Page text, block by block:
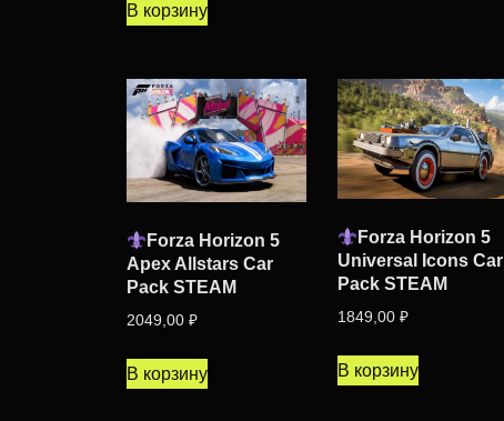
В корзину
Forza Horizon 5
Apex Allstars Car
Pack STEAM
2049,00 ₽
В корзину
Forza Horizon 5
Universal Icons Car
Pack STEAM
1849,00₽
В корзину